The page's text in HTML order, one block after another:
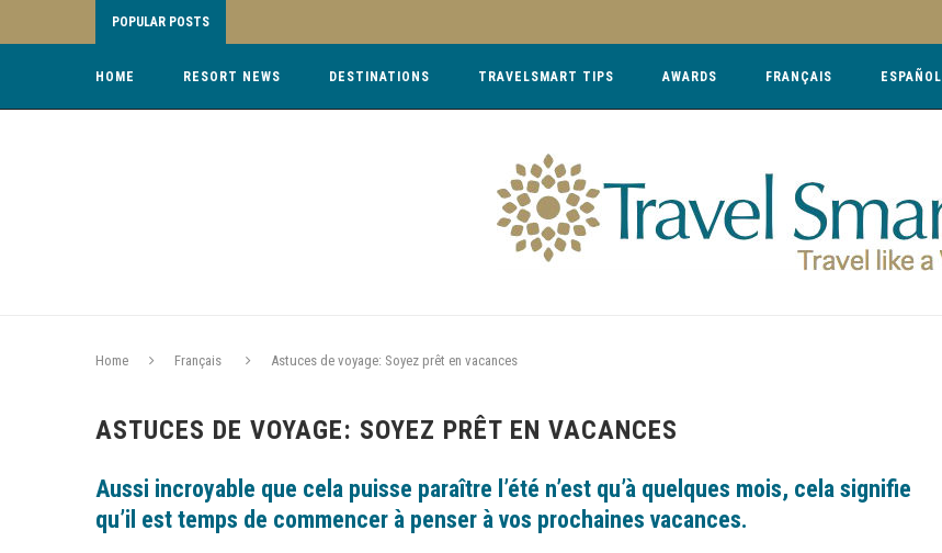
POPULAR POSTS
HOME RESORT NEWS DESTINATIONS TRAVELSMART TIPS AWARDS FRANÇAIS ESPAÑOL
Home Français Astuces de voyage: Soyez prêt en vacances
ASTUCES DE VOYAGE: SOYEZ PRÊT EN VACANCES
Aussi incroyable que cela puisse paraître l’été n’est qu’à quelques mois, cela signifie
qu’il est temps de commencer à penser à vos prochaines vacances.